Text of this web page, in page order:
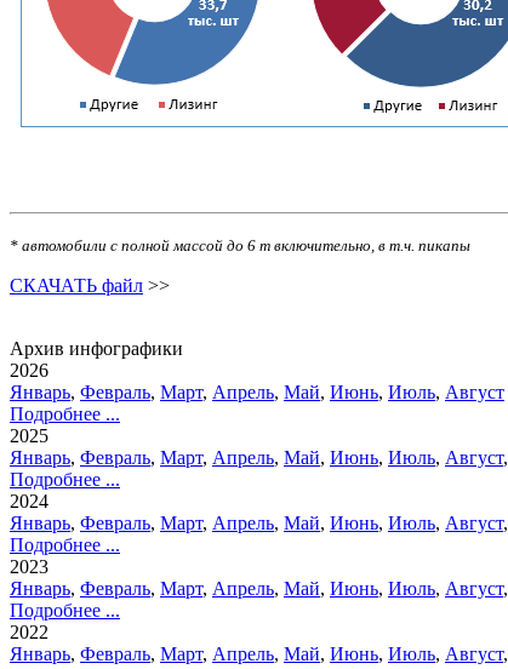
* автомобили с полной массой до 6 т включительно, в т.ч. пикапы
СКАЧАТЬ файл >>
Архив инфографики
2026
Январь, Февраль, Март, Апрель, Май, Июнь, Июль, Август
Подробнее ...
2025
Январь, Февраль, Март, Апрель, Май, Июнь, Июль, Август,
Подробнее ...
2024
Январь, Февраль, Март, Апрель, Май, Июнь, Июль, Август,
Подробнее ...
2023
Январь, Февраль, Март, Апрель, Май, Июнь, Июль, Август,
Подробнее ...
2022
Январь, Февраль, Март, Апрель, Май, Июнь, Июль, Август,